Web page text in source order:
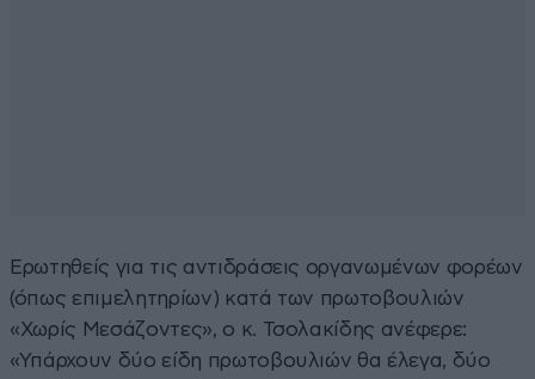
Ερωτηθείς για τις αντιδράσεις οργανωμένων φορέων
(όπως επιμελητηρίων) κατά των πρωτοβουλιών
«Χωρίς Μεσάζοντες», ο κ. Τσολακίδης ανέφερε:
«Υπάρχουν δύο είδη πρωτοβουλιών θα έλεγα, δύο